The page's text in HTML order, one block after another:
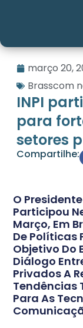
março 20,
Brasscom
INPI
para
setores
Compartilhe:
O
Participou
Março, Em
De Políticas
Objetivo Do
Diálogo
Privados A
Tendências
Para As